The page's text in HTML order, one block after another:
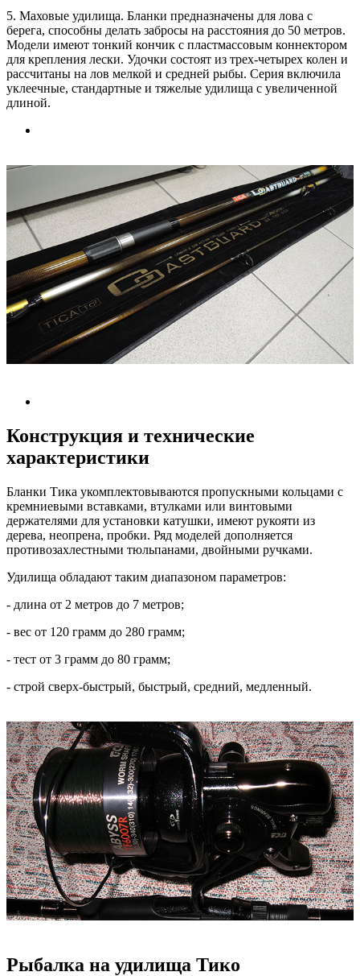
5. Маховые удилища. Бланки предназначены для лова с
берега, способны делать забросы на расстояния до 50 метров.
Модели имеют тонкий кончик с пластмассовым коннектором
для крепления лески. Удочки состоят из трех-четырех колен и
рассчитаны на лов мелкой и средней рыбы. Серия включила
уклеечные, стандартные и тяжелые удилища с увеличенной
длиной.
Конструкция и технические
характеристики
Бланки Тика укомплектовываются пропускными кольцами с
кремниевыми вставками, втулками или винтовыми
держателями для установки катушки, имеют рукояти из
дерева, неопрена, пробки. Ряд моделей дополняется
противозахлестными тюльпанами, двойными ручками.
Удилища обладают таким диапазоном параметров:
- длина от 2 метров до 7 метров;
- вес от 120 грамм до 280 грамм;
- тест от 3 грамм до 80 грамм;
- строй сверх-быстрый, быстрый, средний, медленный.
Рыбалка на удилища Тико